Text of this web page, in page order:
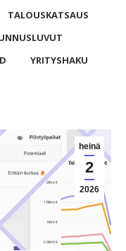
TALOUSKATSAUS
YRITYSHAKU
heinä
2
2026